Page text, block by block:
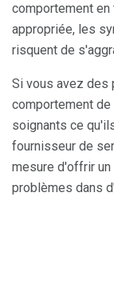
comportement en
appropriée, les
risquent de
Si vous avez des
comportement de
soignants ce
fournisseur de
mesure d'offrir
problèmes dans